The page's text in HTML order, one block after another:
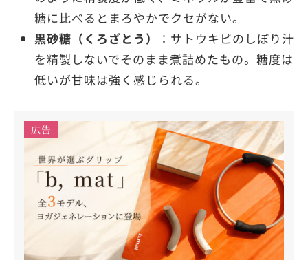
糖に比べるとまろやかでクセがない。
黒砂糖（くろざとう）
：サトウキビのしぼり汁
を精製しないでそのまま煮詰めたもの。糖度は
低いが甘味は強く感じられる。
広告